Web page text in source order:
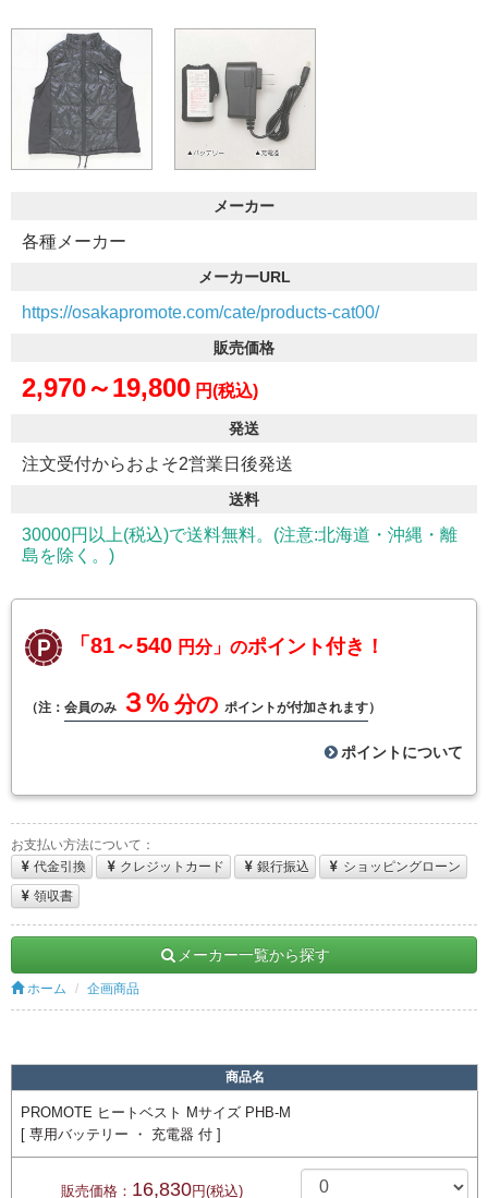
メーカー
各種メーカー
メーカーURL
https://osakapromote.com/cate/products-cat00/
販売価格
2,970～19,800 円(税込)
発送
注文受付からおよそ2営業日後発送
送料
30000円以上(税込)で送料無料。(注意:北海道・沖縄・離
島を除く。)
「81～540 円分」のポイント付き！
（注： 会員のみ ３% 分の ポイントが付加されます）
ポイントについて
お支払い方法について：
代金引換
クレジットカード 銀行振込
ショッピングローン
領収書
メーカー一覧から探す
ホーム 企画商品
商品名
PROMOTE ヒートベスト Mサイズ PHB-M
[ 専用バッテリー ・ 充電器 付 ]
販売価格： 16,830円(税込)